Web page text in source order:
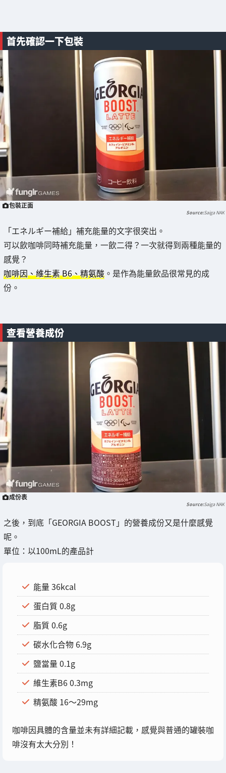
首先確認一下包裝
包裝正面
Saiga NAK
「エネルギー補給」補充能量的文字很突出。
可以飲咖啡同時補充能量，一飲二得？一次就得到兩種能量的
感覺？
咖啡因、維生素 B6、精氨酸 。是作為能量飲品很常見的成
份。
查看營養成份
成份表
Saiga NAK
之後，到底「GEORGIA BOOST」的營養成份又是什麼感覺
呢。
單位：以100mL的產品計
能量 36kcal
蛋白質 0.8g
脂質 0.6g
碳水化合物 6.9g
鹽當量 0.1g
維生素B6 0.3mg
精氨酸 16～29mg
咖啡因具體的含量並未有詳細記載，感覺與普通的罐裝咖
啡沒有太大分別！